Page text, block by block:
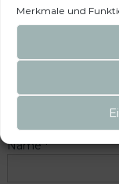
Merkmale und
Deine Bewertung*
Name*